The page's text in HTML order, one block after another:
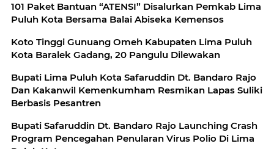
101 Paket Bantuan “ATENSI” Disalurkan Pemkab Lima
Puluh Kota Bersama Balai Abiseka Kemensos
Koto Tinggi Gunuang Omeh Kabupaten Lima Puluh
Kota Baralek Gadang, 20 Pangulu Dilewakan
Bupati Lima Puluh Kota Safaruddin Dt. Bandaro Rajo
Dan Kakanwil Kemenkumham Resmikan Lapas Suliki
Berbasis Pesantren
Bupati Safaruddin Dt. Bandaro Rajo Launching Crash
Program Pencegahan Penularan Virus Polio Di Lima